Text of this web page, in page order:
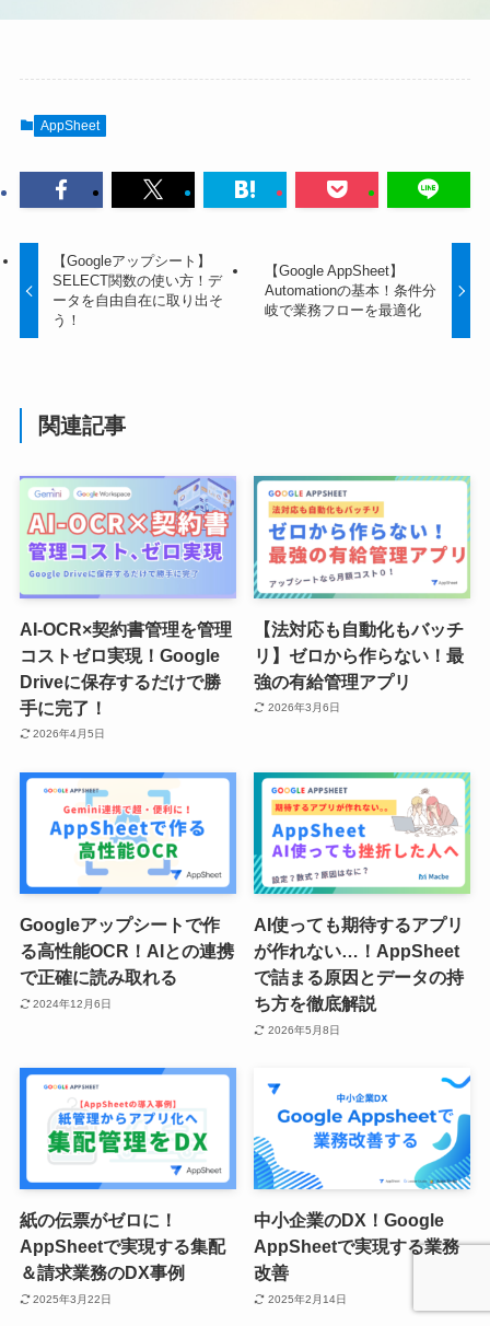
AppSheet
【Googleアップシート】
SELECT関数の使い方！デ
ータを自由自在に取り出そ
う！
【Google AppSheet】
Automationの基本！条件分
岐で業務フローを最適化
関連記事
AI-OCR×契約書管理を管理
コストゼロ実現！Google
Driveに保存するだけで勝
手に完了！
2026年4月5日
【法対応も自動化もバッチ
リ】ゼロから作らない！最
強の有給管理アプリ
2026年3月6日
Googleアップシートで作
る高性能OCR！AIとの連携
で正確に読み取れる
2024年12月6日
AI使っても期待するアプリ
が作れない…！AppSheet
で詰まる原因とデータの持
ち方を徹底解説
2026年5月8日
紙の伝票がゼロに！
AppSheetで実現する集配
＆請求業務のDX事例
2025年3月22日
中小企業のDX！Google
AppSheetで実現する業務
改善
2025年2月14日